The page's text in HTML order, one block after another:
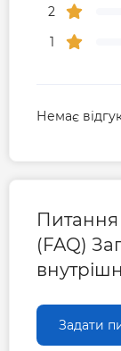
2
1
Немає
Питання
(FAQ)
Задати